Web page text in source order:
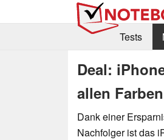
Tests
Deal:
allen
Dank einer
Nachfolger ist das